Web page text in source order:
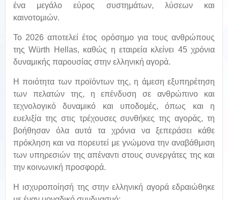
ένα μεγάλο εύρος συστημάτων, λύσεων και
καινοτομιών.
To 2026 αποτελεί έτος ορόσημο για τους ανθρώπους
της Würth Hellas, καθώς η εταιρεία κλείνει 45 χρόνια
δυναμικής παρουσίας στην ελληνική αγορά.
Η ποιότητα των προϊόντων της, η άμεση εξυπηρέτηση
των πελατών της, η επένδυση σε ανθρώπινο και
τεχνολογικό δυναμικό και υποδομές, όπως και η
ευελιξία της στις τρέχουσες συνθήκες της αγοράς, τη
βοήθησαν όλα αυτά τα χρόνια να ξεπεράσει κάθε
πρόκληση και να πορευτεί με γνώμονα την αναβάθμιση
των υπηρεσιών της απέναντι στους συνεργάτες της και
την κοινωνική προσφορά.
Η ισχυροποίησή της στην ελληνική αγορά εδραιώθηκε